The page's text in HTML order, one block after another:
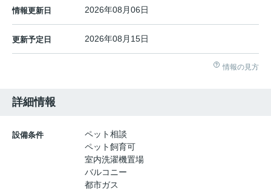
情報更新日 2026年08月06日
更新予定日 2026年08月15日
情報の見方
詳細情報
設備条件
ペット相談
ペット飼育可
室内洗濯機置場
バルコニー
都市ガス